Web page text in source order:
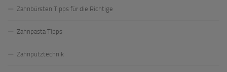
Zahnbürsten Tipps für die Richtige
Zahnpasta Tipps
Zahnputztechnik